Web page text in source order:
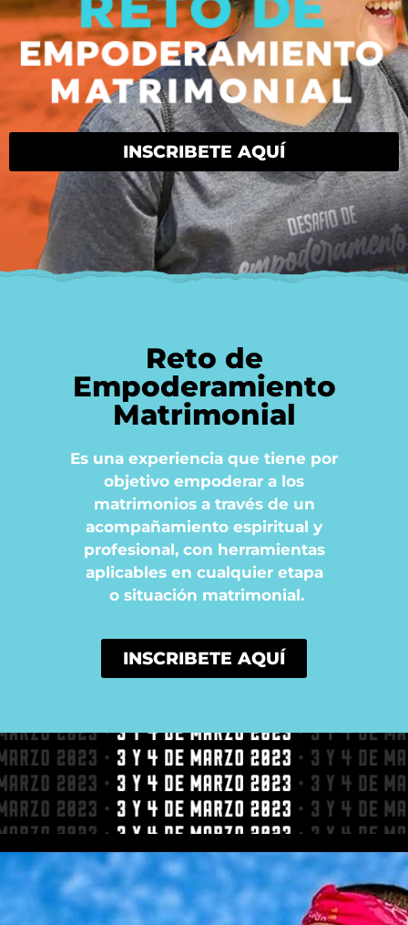
INSCRIBETE AQUÍ
Reto de
Empoderamiento
Matrimonial
Es una experiencia que tiene por
objetivo empoderar a los
matrimonios a través de un
acompañamiento espiritual y
profesional, con herramientas
aplicables en cualquier etapa
o situación matrimonial.
INSCRIBETE AQUÍ